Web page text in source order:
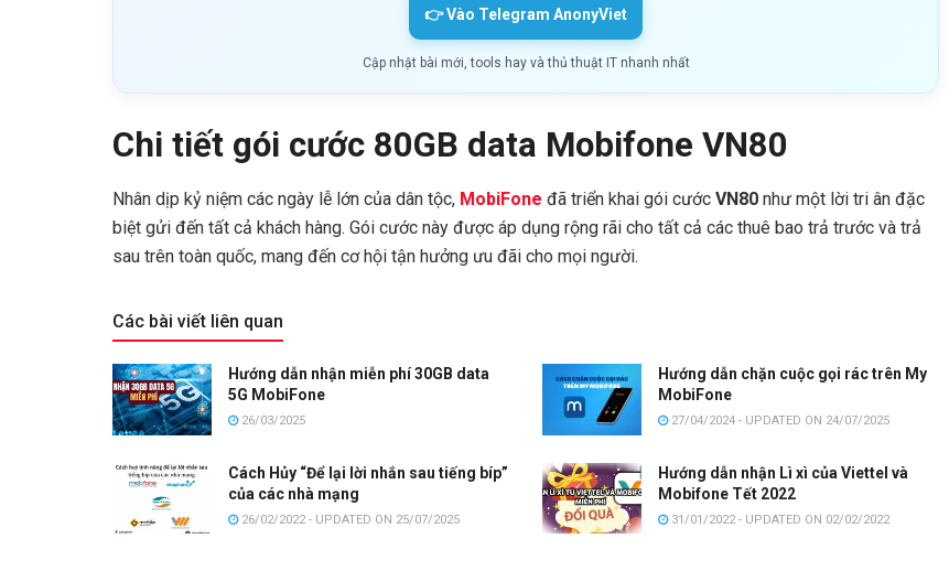
👉 Vào Telegram AnonyViet
Cập nhật bài mới, tools hay và thủ thuật IT nhanh nhất
Chi tiết gói cước 80GB data Mobifone VN80
Nhân dịp kỷ niệm các ngày lễ lớn của dân tộc, MobiFone đã triển khai gói cước VN80 như một lời tri ân đặc
biệt gửi đến tất cả khách hàng. Gói cước này được áp dụng rộng rãi cho tất cả các thuê bao trả trước và trả
sau trên toàn quốc, mang đến cơ hội tận hưởng ưu đãi cho mọi người.
Các bài viết liên quan
Hướng dẫn nhận miễn phí 30GB data
5G MobiFone
26/03/2025
Hướng dẫn chặn cuộc gọi rác trên My
MobiFone
27/04/2024 - UPDATED ON 24/07/2025
Cách Hủy “Để lại lời nhắn sau tiếng bíp”
của các nhà mạng
26/02/2022 - UPDATED ON 25/07/2025
Hướng dẫn nhận Lì xì của Viettel và
Mobifone Tết 2022
31/01/2022 - UPDATED ON 02/02/2022